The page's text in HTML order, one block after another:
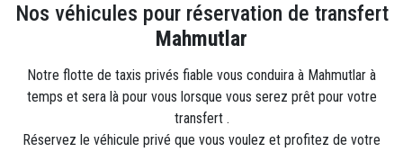
Nos véhicules pour réservation de transfert
Mahmutlar
Notre flotte de taxis privés fiable vous conduira à Mahmutlar à
temps et sera là pour vous lorsque vous serez prêt pour votre
transfert .
Réservez le véhicule privé que vous voulez et profitez de votre